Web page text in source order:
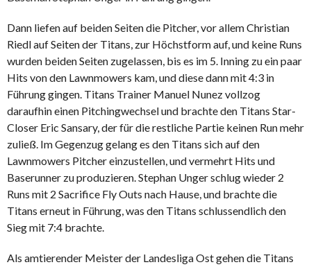
Dann liefen auf beiden Seiten die Pitcher, vor allem Christian
Riedl auf Seiten der Titans, zur Höchstform auf, und keine Runs
wurden beiden Seiten zugelassen, bis es im 5. Inning zu ein paar
Hits von den Lawnmowers kam, und diese dann mit 4:3 in
Führung gingen. Titans Trainer Manuel Nunez vollzog
daraufhin einen Pitchingwechsel und brachte den Titans Star-
Closer Eric Sansary, der für die restliche Partie keinen Run mehr
zuließ. Im Gegenzug gelang es den Titans sich auf den
Lawnmowers Pitcher einzustellen, und vermehrt Hits und
Baserunner zu produzieren. Stephan Unger schlug wieder 2
Runs mit 2 Sacrifice Fly Outs nach Hause, und brachte die
Titans erneut in Führung, was den Titans schlussendlich den
Sieg mit 7:4 brachte.
Als amtierender Meister der Landesliga Ost gehen die Titans